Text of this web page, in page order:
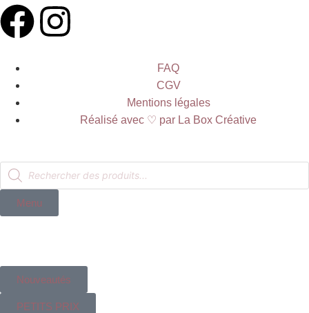
FAQ
CGV
Mentions légales
Réalisé avec ♡ par La Box Créative
Menu
Nouveautés
PETITS PRIX